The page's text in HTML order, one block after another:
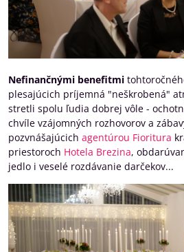
Nefinančnými benefitmi
plesajúcich príjemná "neškrobená"
stretli spolu ľudia dobrej vôle -
chvíle vzájomných rozhovorov a
pozvnášajúcich agentúrou Fioritura
priestoroch Hotela Brezina,
jedlo i veselé rozdávanie darčekov...